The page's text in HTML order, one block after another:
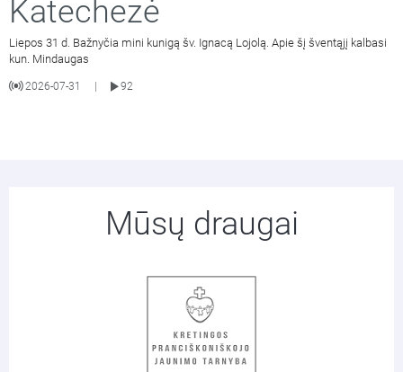
Katechezė
Liepos 31 d. Bažnyčia mini kunigą šv. Ignacą Lojolą. Apie šį šventąjį kalbasi
kun. Mindaugas
2026-07-31 92
Mūsų draugai